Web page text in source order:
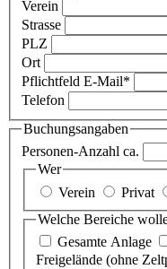
Verein
Strasse
PLZ
Ort
Pflichtfeld E-Mail*
Telefon
Buchungsangaben
Personen-Anzahl ca.
Wer
Verein
Privat
Welche Bereiche
Gesamte Anlage
Freigelände (ohne